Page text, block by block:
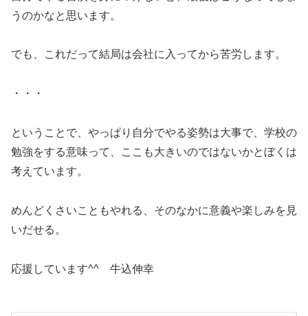
うのかなと思います。
でも、これだって結局は会社に入ってから苦労します。
・・・
ということで、やっぱり自分でやる姿勢は大事で、学校の
勉強をする意味って、ここも大きいのではないかとぼくは
考えています。
めんどくさいこともやれる、そのなかに意義や楽しみを見
いだせる。
応援しています^^ 牛込伸幸